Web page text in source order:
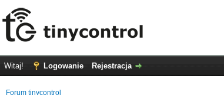
Witaj! Logowanie Rejestracja
Forum tinycontrol